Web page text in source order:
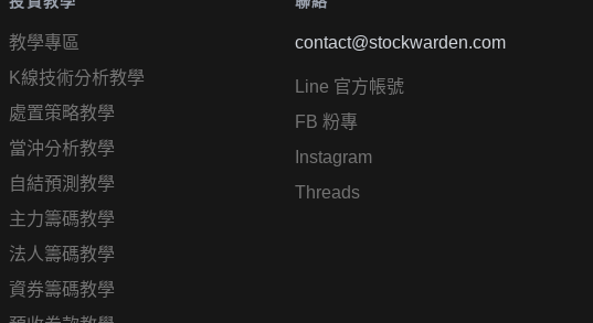
教學專區
K線技術分析教學
處置策略教學
當沖分析教學
自結預測教學
主力籌碼教學
法人籌碼教學
資券籌碼教學
contact@stockwarden.com
Line 官方帳號
FB 粉專
Instagram
Threads